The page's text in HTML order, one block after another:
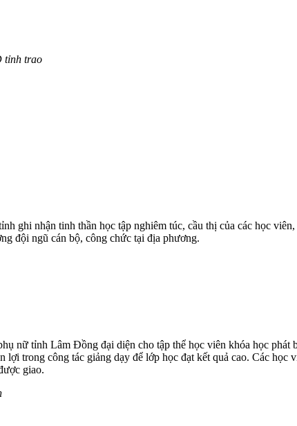
tỉnh trao
ghi nhận tinh thần học tập nghiêm túc, cầu thị của các học
đội ngũ cán bộ, công chức tại địa phương.
nữ tỉnh Lâm Đồng đại diện cho tập thể học viên khóa học phát
trong công tác giảng dạy để lớp học đạt kết quả cao. Các học
giao.